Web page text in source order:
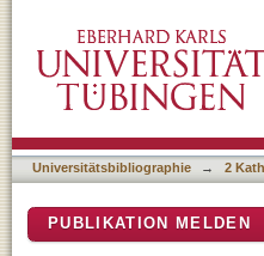
Universitätsbibliographie → 2
PUBLIKATION MELDEN